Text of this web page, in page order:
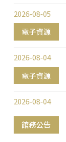
電子資源
2026-08-05
電子資源
2026-08-04
館務公告
2026-08-04